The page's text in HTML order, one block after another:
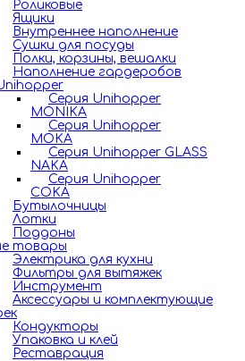
Роликовые
Ящики
Внутреннее наполнение
Сушки для посуды
Полки, корзины, вешалки
Наполнение гардеробов
Серия Unihopper
MONIKA
Серия Unihopper
MOKA
Серия Unihopper GLASS
NAKA
Серия Unihopper
COKA
Бутылочницы
Лотки
Поддоны
товары
Электрика для кухни
Фильтры для вытяжек
Инструмент
Аксессуары и комплектующие
Кондукторы
Упаковка и клей
Реставрация